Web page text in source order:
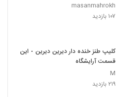
masanmahrokh
۱۰۷ بازدید
کلیپ طنز خنده دار دیرین دیرین - این
قسمت آرایشگاه
M
۲۱۹ بازدید